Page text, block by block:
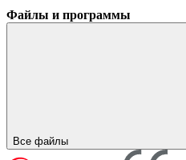
Файлы и программы
Все файлы